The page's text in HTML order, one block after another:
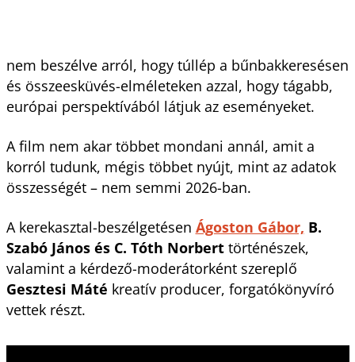
nem beszélve arról, hogy túllép a bűnbakkeresésen
és összeesküvés-elméleteken azzal, hogy tágabb,
európai perspektívából látjuk az eseményeket.
A film nem akar többet mondani annál, amit a
korról tudunk, mégis többet nyújt, mint az adatok
összességét – nem semmi 2026-ban.
A kerekasztal-beszélgetésen Ágoston Gábor, B.
Szabó János és C. Tóth Norberttörténészek,
valamint a kérdező-moderátorként szereplő
Gesztesi Máté kreatív producer, forgatókönyvíró
vettek részt.